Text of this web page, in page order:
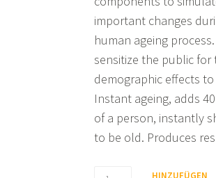
important changes
human ageing
sensitize the public for
demographic effects
Instant ageing, adds
of a person, instantly
to be old. Produces
HINZUFÜGEN